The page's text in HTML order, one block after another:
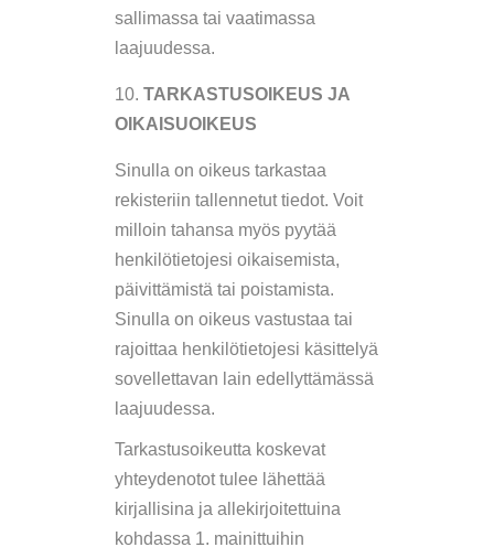
sallimassa tai vaatimassa
laajuudessa.
TARKASTUSOIKEUS JA
OIKAISUOIKEUS
Sinulla on oikeus tarkastaa
rekisteriin tallennetut tiedot. Voit
milloin tahansa myös pyytää
henkilötietojesi oikaisemista,
päivittämistä tai poistamista.
Sinulla on oikeus vastustaa tai
rajoittaa henkilötietojesi käsittelyä
sovellettavan lain edellyttämässä
laajuudessa.
Tarkastusoikeutta koskevat
yhteydenotot tulee lähettää
kirjallisina ja allekirjoitettuina
kohdassa 1. mainittuihin